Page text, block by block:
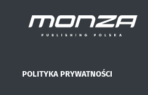
POLITYKA PRYWATNOŚCI